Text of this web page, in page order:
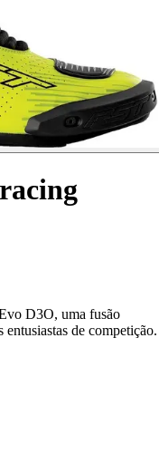
D3O, uma fusão
entusiastas de competição.